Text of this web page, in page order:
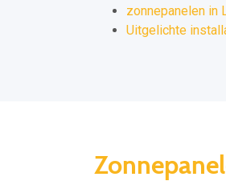
zonnepanelen in
Uitgelichte